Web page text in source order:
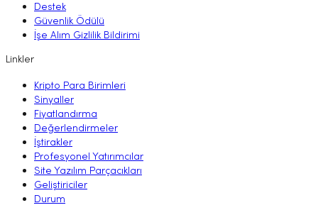
Destek
Güvenlik Ödülü
İşe Alım Gizlilik Bildirimi
Linkler
Kripto Para Birimleri
Sinyaller
Fiyatlandırma
Değerlendirmeler
İştirakler
Profesyonel Yatırımcılar
Site Yazılım Parçacıkları
Geliştiriciler
Durum